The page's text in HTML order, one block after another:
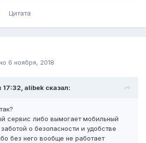
Цитата
6 ноября, 2018
17:32, alibek сказал:
сервис либо вымогает мобильный
о безопасности и удобстве
без него вообще не работает